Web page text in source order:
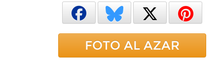
FOTO AL AZAR